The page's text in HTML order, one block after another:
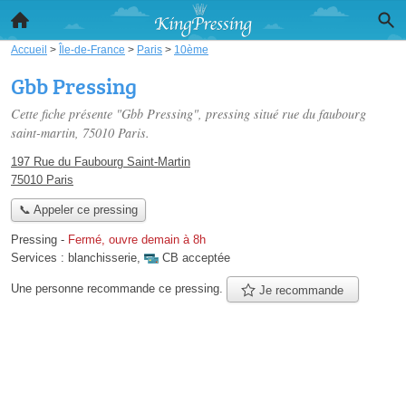
Accueil > Île-de-France > Paris > 10ème
Gbb Pressing
Cette fiche présente "Gbb Pressing", pressing situé rue du faubourg
saint-martin, 75010 Paris.
197 Rue du Faubourg Saint-Martin
75010 Paris
📞 Appeler ce pressing
Pressing - Fermé, ouvre demain à 8h
Services : blanchisserie, CB acceptée
Une personne recommande ce pressing. Je recommande